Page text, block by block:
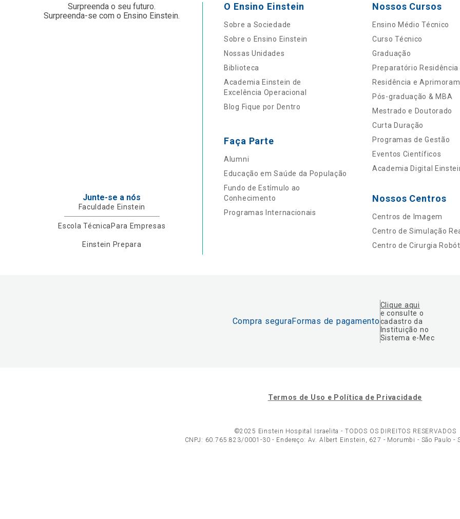
Surpreenda o seu futuro.
Surpreenda-se com o Ensino Einstein.
Junte-se a nós
Faculdade Einstein
Escola Técnica Para Empresas
Einstein Prepara
O Ensino Einstein
Sobre a Sociedade
Sobre o Ensino Einstein
Nossas Unidades
Biblioteca
Academia Einstein de
Excelência Operacional
Blog Fique por Dentro
Faça Parte
Alumni
Educação em Saúde da População
Fundo de Estímulo ao
Conhecimento
Programas Internacionais
Nossos Cursos
Ensino Médio Técnico
Curso Técnico
Graduação
Preparatório Residência
Residência e
Pós-graduação & MBA
Mestrado e Doutorado
Curta Duração
Programas de Gestão
Eventos Científicos
Academia Digital
Nossos Centros
Centros de Imagem
Centro de Simulação
Centro de Cirurgia
Compra seguraFormas de pagamento
Clique aqui
e consulte o
cadastro da
Instituição no
Sistema e-Mec
Termos de Uso e Política de Privacidade
©2025 Einstein Hospital Israelita - TODOS OS DIREITOS RESERVADOS
CNPJ: 60.765.823/0001-30 - Endereço: Av. Albert Einstein, 627 - Morumbi - São Paulo -